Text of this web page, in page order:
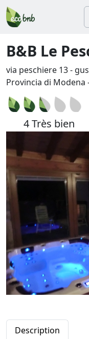
B&B Le
via peschiere 13 -
Provincia di Modena
4 Très bien
Description